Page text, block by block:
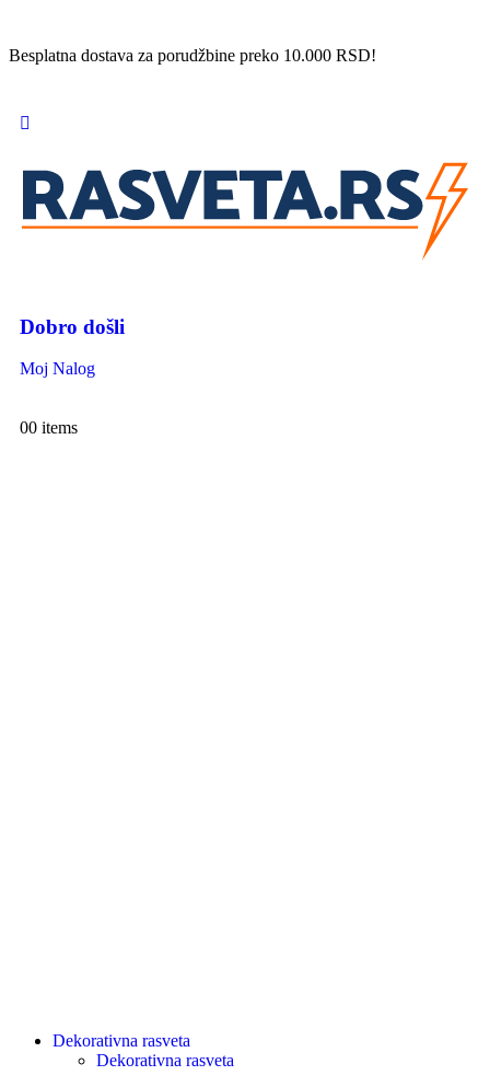
Besplatna dostava za porudžbine preko 10.000 RSD!
Dobro došli
Moj Nalog
00 items
Dekorativna rasveta
Dekorativna rasveta